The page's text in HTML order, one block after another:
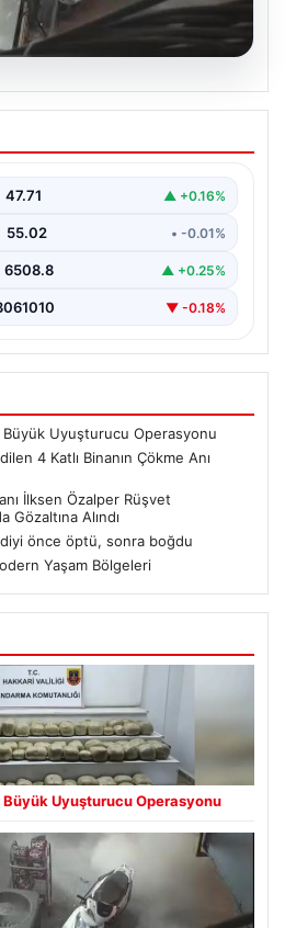
Edilen 4 Katlı
Kayıtlarda
gece saatlerinde tahliye
47.71 ▲ +0.16%
55.02 • -0.01%
6508.8 ▲ +0.25%
▼ -0.18%
Büyük Uyuşturucu Operasyonu
4 Katlı Binanın Çökme Anı
İlksen Özalper Rüşvet
Gözaltına Alındı
önce öptü, sonra boğdu
Yaşam Bölgeleri
Uyuşturucu Operasyonu